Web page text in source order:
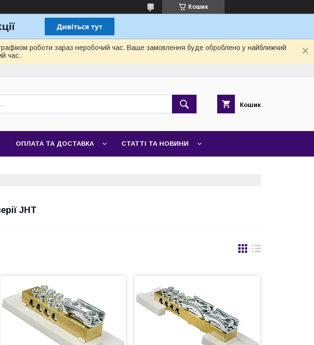
Кошик
роботи зараз неробочий час. Ваше замовлення буде оброблено у найближчий
час.
Кошик
ОПЛАТА ТА ДОСТАВКА СТАТТІ ТА НОВИНИ
JHT